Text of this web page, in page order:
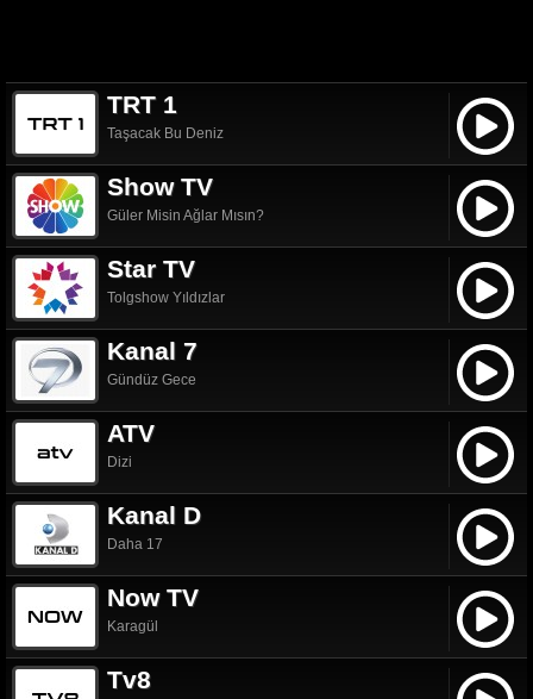
TRT 1
Taşacak Bu Deniz
Show TV
Güler Misin Ağlar Mısın?
Star TV
Tolgshow Yıldızlar
Kanal 7
Gündüz Gece
ATV
Dizi
Kanal D
Daha 17
Now TV
Karagül
Tv8